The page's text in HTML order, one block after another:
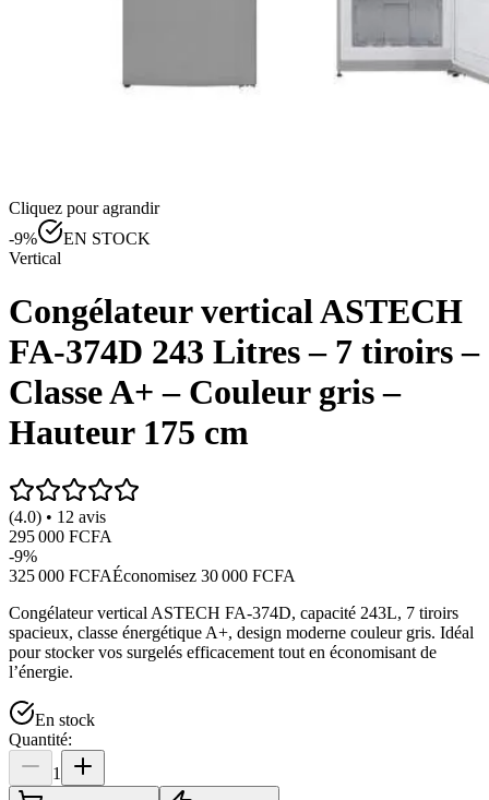
Cliquez pour agrandir
-9%
EN STOCK
Vertical
Congélateur vertical ASTECH
FA-374D 243 Litres – 7 tiroirs –
Classe A+ – Couleur gris –
Hauteur 175 cm
(4.0) • 12 avis
295 000 FCFA
-9%
325 000 FCFAÉconomisez 30 000 FCFA
Congélateur vertical ASTECH FA-374D, capacité 243L, 7 tiroirs
spacieux, classe énergétique A+, design moderne couleur gris. Idéal
pour stocker vos surgelés efficacement tout en économisant de
l’énergie.
En stock
Quantité:
1